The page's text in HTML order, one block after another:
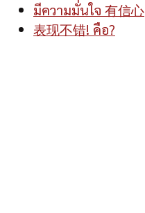
มีความมั่นใจ 有信心
表现不错! คือ?